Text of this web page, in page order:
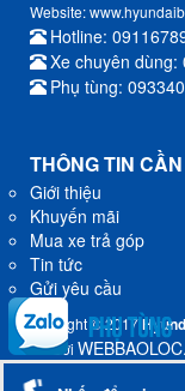
Website:
Hotline:
Xe chuyên dùng:
Phụ tùng:
THÔNG TIN
Giới thiệu
Khuyến mãi
Mua xe trả góp
Tin tức
Gửi yêu cầu
Copyright © 2017
bởi